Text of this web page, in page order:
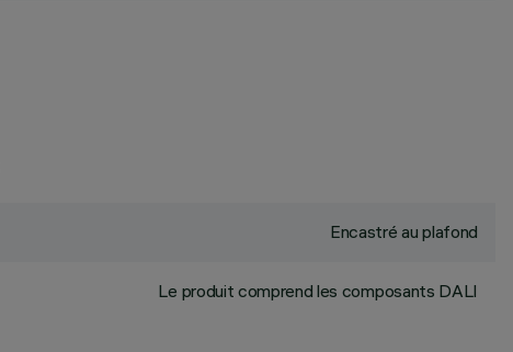
Encastré au plafond
Le produit comprend les composants DALI